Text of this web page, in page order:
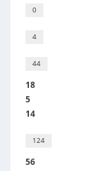
0
4
44
18
5
14
124
56